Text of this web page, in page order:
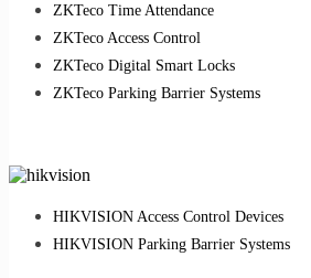
ZKTeco Time Attendance
ZKTeco Access Control
ZKTeco Digital Smart Locks
ZKTeco Parking Barrier Systems
HIKVISION Access Control Devices
HIKVISION Parking Barrier Systems